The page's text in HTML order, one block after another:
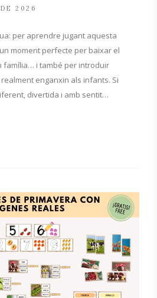
2026
per aprendre jugant aquesta
moment perfecte per baixar el
família… i també per introduir
enganxin als infants. Si
divertida i amb sentit…